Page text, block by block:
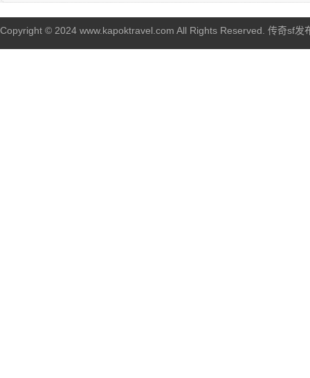
Copyright © 2024 www.kapoktravel.com All Rights Reserved. 传奇sf发